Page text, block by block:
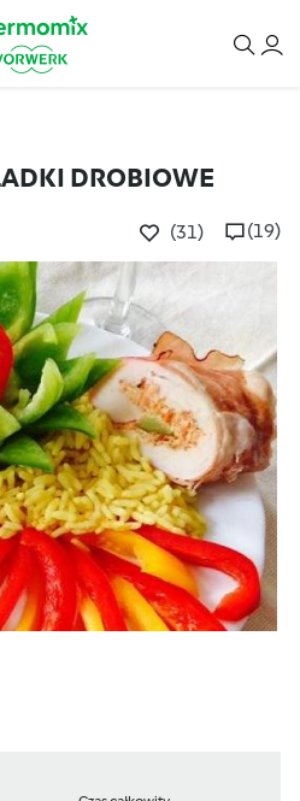
DROBIOWE
(31) (19)